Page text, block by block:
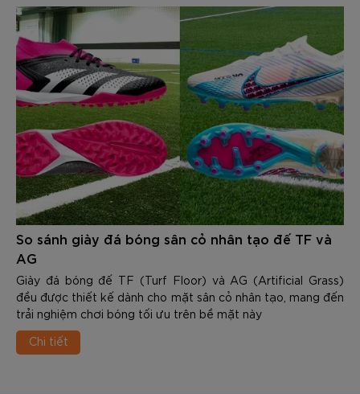
để chọn được sản phẩm phù hợp.
So sánh giày đá bóng sân cỏ nhân tạo đế TF và
AG
Giày đá bóng đế TF (Turf Floor) và AG (Artificial Grass)
đều được thiết kế dành cho mặt sân cỏ nhân tạo, mang đến
trải nghiệm chơi bóng tối ưu trên bề mặt này
Chi tiết